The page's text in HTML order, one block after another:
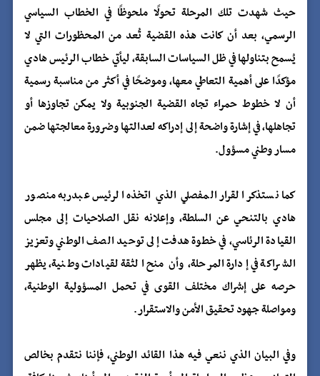
حيث شهدت تلك المرحلة تحولًا ملحوظًا في الخطاب السياسي
الرسمي، بعد أن كانت هذه القضية تُعد من المحظورات التي لا
يُسمح بتناولها في ظل السياسات السابقة، ليأتي خطاب الرئيس هادي
مؤكدًا على أهمية التعاطي معها، وموضحًا في أكثر من مناسبة رسمية
أن لا خطوط حمراء تجاه القضية الجنوبية ولا يمكن تجاوزها أو
تجاهلها، في إشارة واضحة إلى إدراكه لعدالتها وضرورة معالجتها ضمن
مسار وطني مسؤول.
كما نستذكر القرار المفصلي الذي اتخذه الرئيس عبدربه منصور
هادي بالتنحي عن السلطة، وإعلانه نقل الصلاحيات إلى مجلس
القيادة الرئاسي، في خطوة هدفت إلى توحيد الصف الوطني وتعزيز
الشراكة في إدارة المرحلة، وأن منح الثقة لقيادات وطنية، يظهر
حرصه على إشراك مختلف القوى في تحمل المسؤولية الوطنية،
ومواصلة جهود تحقيق الأمن والاستقرار.
وفي البيان الذي ننعي فيه هذا القائد الوطني، فإننا نتقدم بخالص